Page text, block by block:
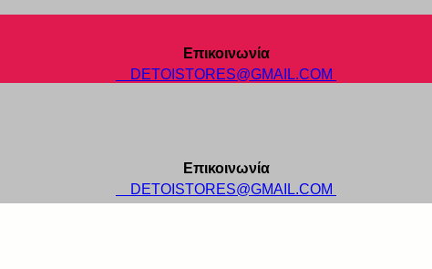
Επικοινωνία
DETOISTORES@GMAIL.COM
Επικοινωνία
DETOISTORES@GMAIL.COM